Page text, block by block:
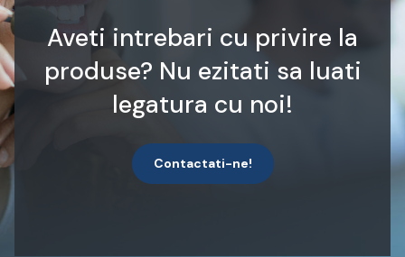
Aveti intrebari cu privire la
produse? Nu ezitati sa luati
legatura cu noi!
Contactati-ne!